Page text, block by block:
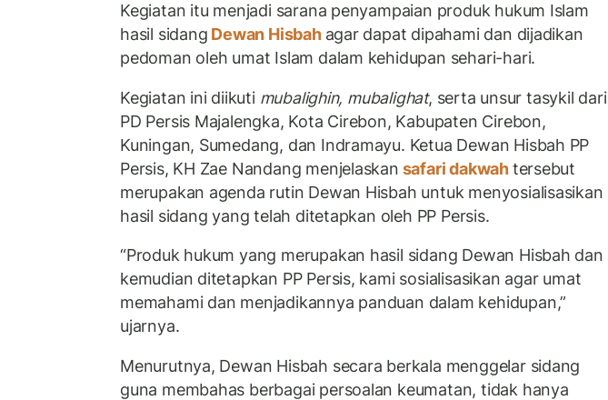
Kegiatan itu menjadi sarana penyampaian produk hukum Islam
hasil sidang Dewan Hisbah agar dapat dipahami dan dijadikan
pedoman oleh umat Islam dalam kehidupan sehari-hari.
Kegiatan ini diikuti mubalighin, mubalighat, serta unsur tasykil dari
PD Persis Majalengka, Kota Cirebon, Kabupaten Cirebon,
Kuningan, Sumedang, dan Indramayu. Ketua Dewan Hisbah PP
Persis, KH Zae Nandang menjelaskan safari dakwahtersebut
merupakan agenda rutin Dewan Hisbah untuk menyosialisasikan
hasil sidang yang telah ditetapkan oleh PP Persis.
“Produk hukum yang merupakan hasil sidang Dewan Hisbah dan
kemudian ditetapkan PP Persis, kami sosialisasikan agar umat
memahami dan menjadikannya panduan dalam kehidupan,”
ujarnya.
Menurutnya, Dewan Hisbah secara berkala menggelar sidang
guna membahas berbagai persoalan keumatan, tidak hanya